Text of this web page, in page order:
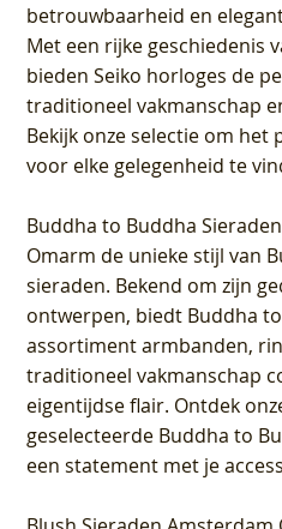
betrouwbaarheid en
Met een rijke geschiedenis
bieden Seiko horloges de
traditioneel vakmanschap
Bekijk onze selectie om het
voor elke gelegenheid te
Buddha to Buddha
Omarm de unieke stijl van
sieraden. Bekend om zijn
ontwerpen, biedt Buddha
assortiment armbanden,
traditioneel vakmanschap
eigentijdse flair. Ontdek
geselecteerde Buddha to
een statement met je